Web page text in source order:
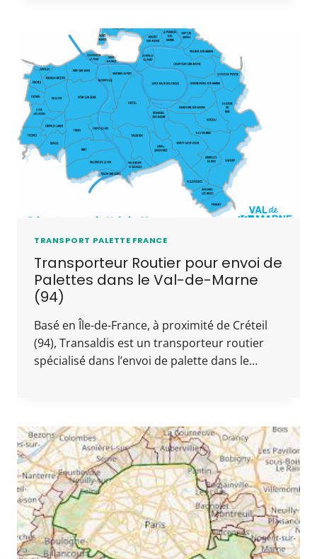
TRANSPORT PALETTE FRANCE
Transporteur Routier pour envoi de
Palettes dans le Val-de-Marne
(94)
Basé en Île-de-France, à proximité de Créteil
(94), Transaldis est un transporteur routier
spécialisé dans l’envoi de palette dans le…